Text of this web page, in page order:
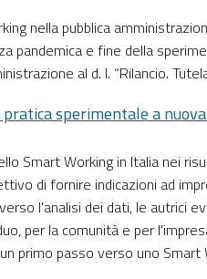
nella pubblica
pandemica e fine della
al d. l. “Rilancio.
sperimentale a
Smart Working in Italia nei
di fornire indicazioni ad
l'analisi dei dati, le autrici
per la comunità e per
primo passo verso uno